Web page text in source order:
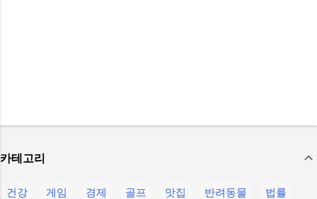
카테고리
건강 게임 경제 골프 맛집 반려동물 법률